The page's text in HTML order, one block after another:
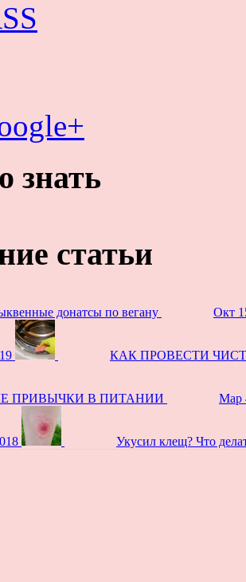
знать
статьи
донатсы по вегану Окт
КАК ПРОВЕСТИ
ПРИВЫЧКИ В ПИТАНИИ Мар
Укусил клещ? Что